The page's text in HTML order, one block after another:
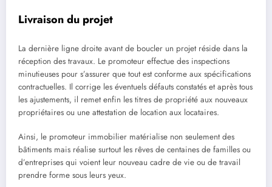
Livraison du projet
La dernière ligne droite avant de boucler un projet réside dans la
réception des travaux. Le promoteur effectue des inspections
minutieuses pour s’assurer que tout est conforme aux spécifications
contractuelles. Il corrige les éventuels défauts constatés et après tous
les ajustements, il remet enfin les titres de propriété aux nouveaux
propriétaires ou une attestation de location aux locataires.
Ainsi, le promoteur immobilier matérialise non seulement des
bâtiments mais réalise surtout les rêves de centaines de familles ou
d’entreprises qui voient leur nouveau cadre de vie ou de travail
prendre forme sous leurs yeux.